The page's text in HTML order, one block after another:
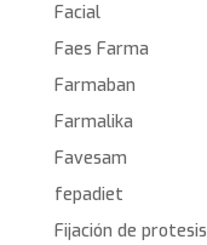
Facial
Faes Farma
Farmaban
Farmalika
Favesam
fepadiet
Fijación de protesis